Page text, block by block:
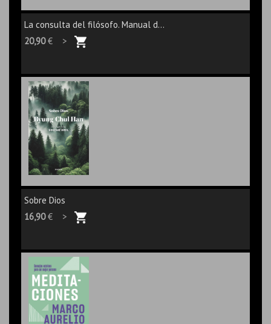
La consulta del filósofo. Manual d...
20,90€ >
Sobre Dios
16,90€ >